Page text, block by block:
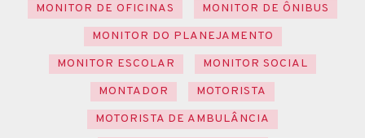
MONITOR DE OFICINAS
MONITOR DE ÔNIBUS
MONITOR DO PLANEJAMENTO
MONITOR ESCOLAR
MONITOR SOCIAL
MONTADOR
MOTORISTA
MOTORISTA DE AMBULÂNCIA